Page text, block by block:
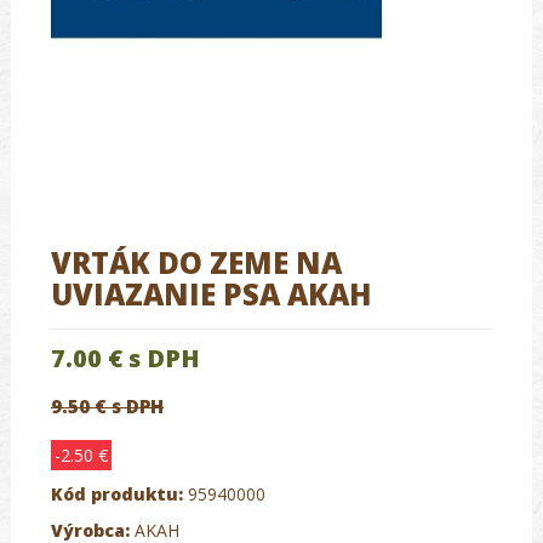
VRTÁK DO ZEME NA
UVIAZANIE PSA AKAH
7.00 € s DPH
9.50 € s DPH
-2.50 €
Kód produktu: 95940000
Výrobca: AKAH